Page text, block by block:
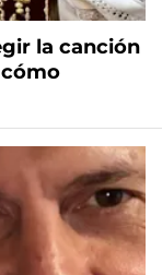
la canción